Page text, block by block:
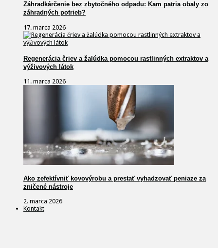
Záhradkárčenie bez zbytočného odpadu: Kam patria obaly zo
záhradných potrieb?
17. marca 2026
Regenerácia čriev a žalúdka pomocou rastlinných extraktov a
výživových látok
11. marca 2026
Ako zefektívniť kovovýrobu a prestať vyhadzovať peniaze za
zničené nástroje
2. marca 2026
Kontakt